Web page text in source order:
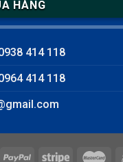
HÀNG
414 118
414 118